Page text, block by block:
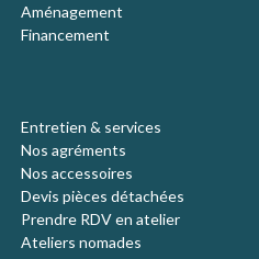
Aménagement
Financement
Entretien & services
Nos agréments
Nos accessoires
Devis pièces détachées
Prendre RDV en atelier
Ateliers nomades